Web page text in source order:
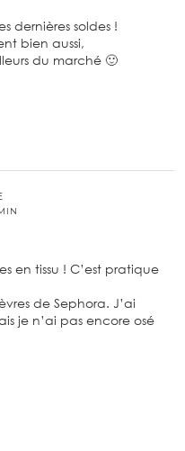
dernières soldes !
bien aussi,
du marché 🙂
en tissu ! C’est pratique
de Sephora. J’ai
je n’ai pas encore osé